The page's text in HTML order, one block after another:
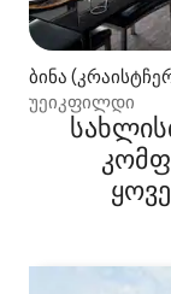
ბინა
უეიკფილდი